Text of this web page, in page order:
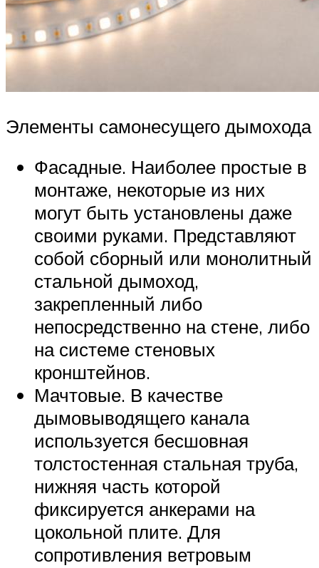
Элементы самонесущего дымохода
Фасадные. Наиболее простые в
монтаже, некоторые из них
могут быть установлены даже
своими руками. Представляют
собой сборный или монолитный
стальной дымоход,
закрепленный либо
непосредственно на стене, либо
на системе стеновых
кронштейнов.
Мачтовые. В качестве
дымовыводящего канала
используется бесшовная
толстостенная стальная труба,
нижняя часть которой
фиксируется анкерами на
цокольной плите. Для
сопротивления ветровым